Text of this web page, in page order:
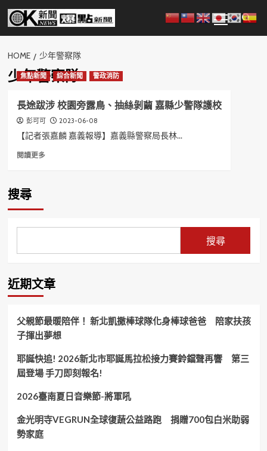
Skip
content
Menu
HOME 少年警察隊
少年警察隊
焦點新聞 綜合新聞 警政消防
長途跋涉 校園旁露鳥、抽絲剝繭 嘉縣少警隊護校
彭可可 2023-06-08
【記者張嘉麟 嘉義報導】嘉義縣警察局長林...
閱讀更多Read
旁
鳥、
抽
繭
嘉
少
警
隊
護
校
搜尋
搜尋
近期文章
父親節最暖陪伴！ 新北凱撒棒球隊化身棒球爸爸 陪家扶孩
子揮出夢想
耶誕快追! 2026新北市耶誕馬拉松接力賽鈴鐺聲再響 第三
屆登場 手刀即刻報名!
2026臺南夏日音樂節-將軍吼
金光明寺VEGRUN全球復蔬公益路跑 捐贈700包白米助弱
勢家庭